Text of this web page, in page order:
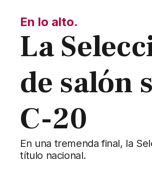
En lo alto.
La
de salón
C-20
En una tremenda final, la
título nacional.